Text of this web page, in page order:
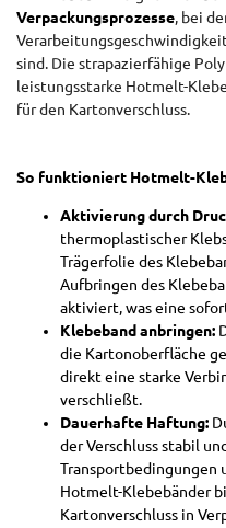
Verpackungsprozesse, bei
sind. Die strapazierfähige
leistungsstarke Hotmelt-
für den Kartonverschluss.
So funktioniert Hotmelt-
Aktivierung durch
thermoplastischer
Trägerfolie des
Aufbringen des
aktiviert, was eine
Klebeband anbringen:
die Kartonoberfläche
direkt eine starke
verschließt.
Dauerhafte Haftung:
der Verschluss stabil
Transportbedingungen
Hotmelt-Klebebänder
Kartonverschluss in